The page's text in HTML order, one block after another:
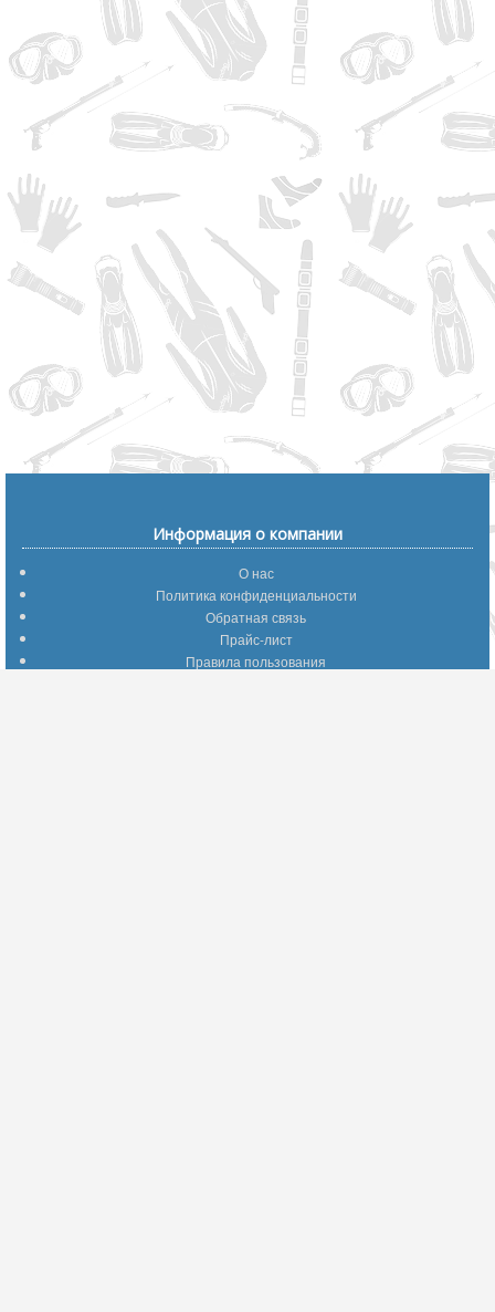
Информация о компании
О нас
Политика конфиденциальности
Обратная связь
Прайс-лист
Правила пользования